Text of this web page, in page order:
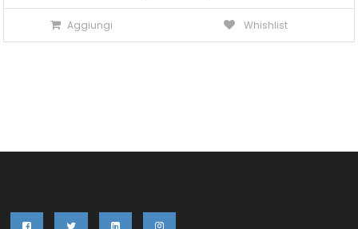
prezzo
originale
prezzo
attuale
Aggiungi Whishlist